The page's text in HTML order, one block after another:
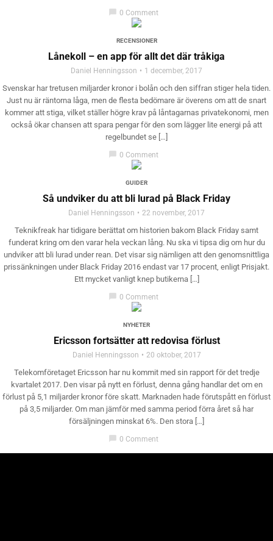
chat_bubble 0 Comment
RECENSIONER
Lånekoll – en app för allt det där tråkiga
Daniel Henningsson 1 december, 2017
Svenskar har tretusen miljarder kronor i bolån och den siffran stiger hela tiden.
Just nu är räntorna låga, men de flesta bedömare är överens om att de snart
kommer att stiga, vilket ställer högre krav på låntagarnas privatekonomi, men
också ökar chansen att spara pengar för den som lägger lite energi på att
regelbundet se […]
chat_bubble 0 Comment
GUIDER
Så undviker du att bli lurad på Black Friday
Daniel Henningsson 22 november, 2017
Teknikfreak har tidigare berättat om historien bakom Black Friday samt
funderat kring om den varar hela veckan lång. Nu ska vi tipsa dig om hur du
undviker att bli lurad under rean. Det visar sig nämligen att den genomsnittliga
prissänkningen under Black Friday 2016 endast var 17 procent, enligt Prisjakt.
Ett mycket vanligt knep butikerna […]
chat_bubble 0 Comment
NYHETER
Ericsson fortsätter att redovisa förlust
Daniel Henningsson 20 oktober, 2017
Telekomföretaget Ericsson har nu kommit med sin rapport för det tredje
kvartalet 2017. Den visar på nytt en förlust, denna gång handlar det om en
förlust på 5,1 miljarder kronor före skatt. Marknaden hade förutspått en förlust
på 3,5 miljarder. Om man jämför med samma period förra året så har
försäljningen minskat 6%. Den stora […]
chat_bubble 0 Comment